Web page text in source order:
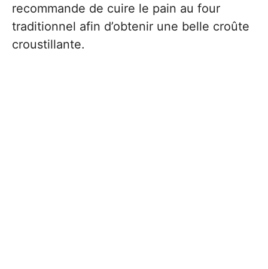
recommande de cuire le pain au four
traditionnel afin d’obtenir une belle croûte
croustillante.